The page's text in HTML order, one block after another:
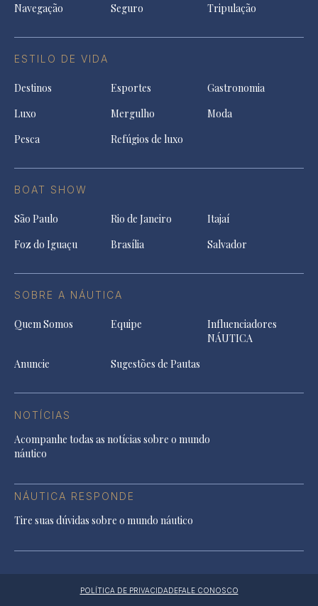
Navegação
Seguro Tripulação
ESTILO DE VIDA
Destinos Esportes
Gastronomia
Luxo
Mergulho
Moda
Pesca
Refúgios de luxo
BOAT SHOW
São Paulo Rio de Janeiro
Itajaí
Foz do Iguaçu
Brasília Salvador
SOBRE A NÁUTICA
Quem Somos Equipe
Influenciadores
NÁUTICA
Anuncie
Sugestões de Pautas
NOTÍCIAS
Acompanhe todas as notícias sobre o mundo
náutico
NÁUTICA RESPONDE
Tire suas dúvidas sobre o mundo náutico
POLÍTICA DE PRIVACIDADEFALE CONOSCO